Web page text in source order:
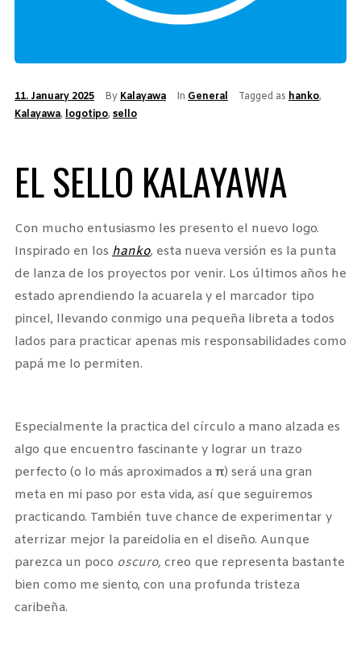
11. January 2025 By Kalayawa In General Tagged as hanko,
Kalayawa, logotipo, sello
EL SELLO KALAYAWA
Con mucho entusiasmo les presento el nuevo logo.
Inspirado en los hanko, esta nueva versión es la punta
de lanza de los proyectos por venir. Los últimos años he
estado aprendiendo la acuarela y el marcador tipo
pincel, llevando conmigo una pequeña libreta a todos
lados para practicar apenas mis responsabilidades como
papá me lo permiten.
Especialmente la practica del círculo a mano alzada es
algo que encuentro fascinante y lograr un trazo
perfecto (o lo más aproximados a π) será una gran
meta en mi paso por esta vida, así que seguiremos
practicando. También tuve chance de experimentar y
aterrizar mejor la pareidolia en el diseño. Aunque
parezca un poco oscuro, creo que representa bastante
bien como me siento, con una profunda tristeza
caribeña.